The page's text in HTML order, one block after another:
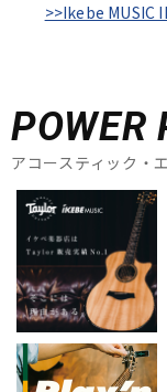
>>Ikebe MUSIC
POWER
アコースティック・